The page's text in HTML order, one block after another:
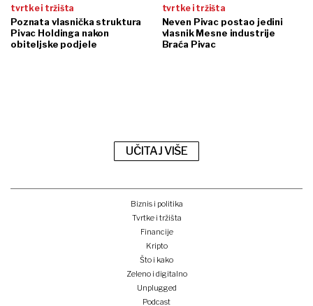
tvrtke i tržišta
Poznata vlasnička struktura
Pivac Holdinga nakon
obiteljske podjele
tvrtke i tržišta
Neven Pivac postao jedini
vlasnik Mesne industrije
Braća Pivac
UČITAJ VIŠE
Biznis i politika
Tvrtke i tržišta
Financije
Kripto
Što i kako
Zeleno i digitalno
Unplugged
Podcast